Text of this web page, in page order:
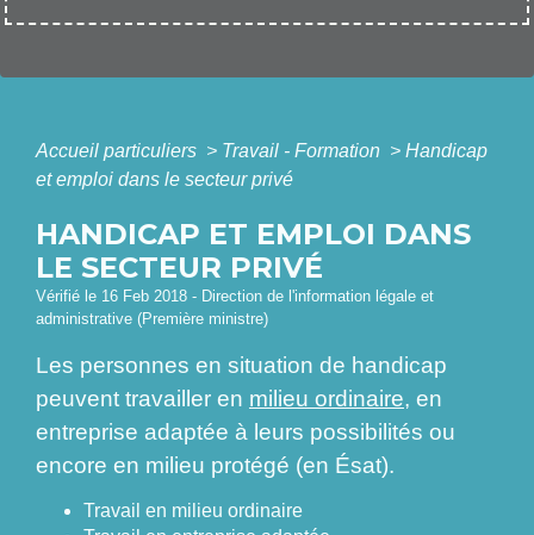
Accueil particuliers > Travail - Formation > Handicap
et emploi dans le secteur privé
HANDICAP ET EMPLOI DANS
LE SECTEUR PRIVÉ
Vérifié le 16 Feb 2018 - Direction de l'information légale et
administrative (Première ministre)
Les personnes en situation de handicap
peuvent travailler en milieu ordinaire, en
entreprise adaptée à leurs possibilités ou
encore en milieu protégé (en Ésat).
Travail en milieu ordinaire